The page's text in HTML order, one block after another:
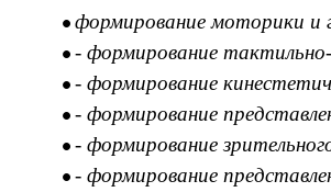
формирование моторики и
- формирование
- формирование
- формирование
- формирование
- формирование